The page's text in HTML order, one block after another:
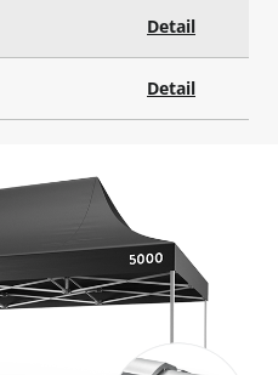
Detail
Detail